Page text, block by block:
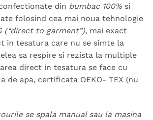
din bumbac 100% si
folosind cea mai noua tehnologie
(“direct to garment”), mai exact
in tesatura care nu se simte la
sa respire si rezista la multiple
direct in tesatura se face cu
de apa, certificata OEKO- TEX (nu
se spala manual sau la masina